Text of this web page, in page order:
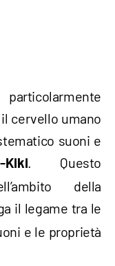
cervello umano
suoni e
. Questo
della
il legame tra le
e le proprietà